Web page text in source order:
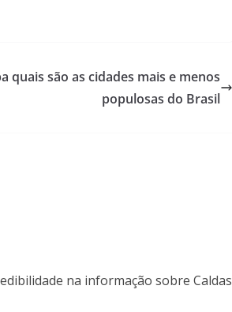
quais são as cidades mais e menos
populosas do Brasil
na informação sobre Caldas